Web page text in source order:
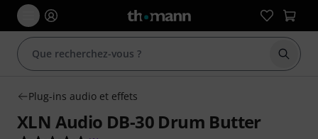
Plug-ins audio et effets
XLN Audio DB-30 Drum Butter